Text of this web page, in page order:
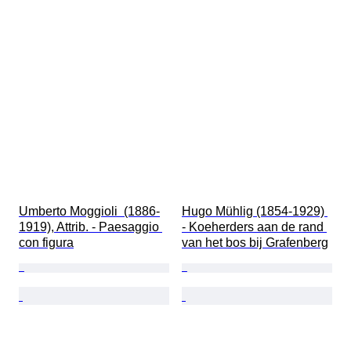
Umberto Moggioli  (1886-
1919), Attrib. - Paesaggio
con figura
Hugo Mühlig (1854-1929)
- Koeherders aan de rand
van het bos bij Grafenberg